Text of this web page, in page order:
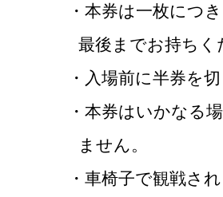
・本券は一枚につ
最後までお持ちく
・入場前に半券を
・本券はいかなる
ません。
・車椅子で観戦さ